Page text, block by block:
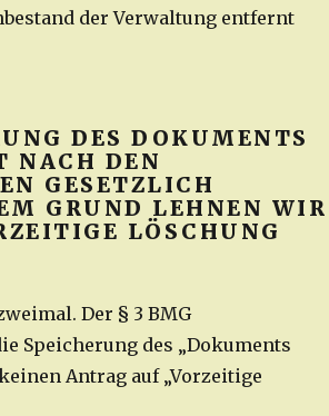
der Verwaltung entfernt
DES DOKUMENTS
NACH DEN
GESETZLICH
GRUND LEHNEN WIR
LÖSCHUNG
Der § 3 BMG
Speicherung des „Dokuments
Antrag auf „Vorzeitige